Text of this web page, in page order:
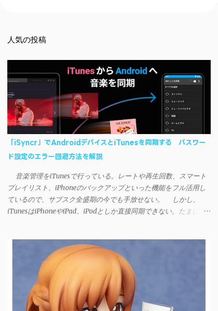
人気の投稿
「iSyncr」でAndroidデバイスとiTunesを同期する パスワー
ド設定のエラー回避方法を解説
音楽管理をiTunesで行っている。レートや再生回数、スマート
プレイリスト、iPhoneのバックアップといった機能をフル活用し
ているので、サブスク全盛期の今でも手放せない。 しかし、
iTunesはiPhoneやiPad、iPodとしか直接同期できない。たまに
ドパーティー製のアプリを PC と Androidデバイス それぞれにイン
ストールすれば、Wi-Fiや USB接続 を通じて同期できるようにな
る。私も 2012年頃にAndroidウォークマン を使い始めた頃から便
利に活用させてもらっていたのだが、2023年現在はiSyncrを使っ
て同期ができないという声を多数見かけるようになった。 具体
的には、PC側のiSyncrアプリで設定したパスワードをAndroidアプ